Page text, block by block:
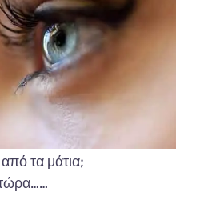
τα μάτια;